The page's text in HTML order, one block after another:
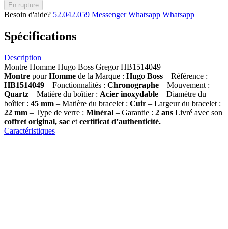
En rupture
Besoin d'aide? 52.042.059 Messenger Whatsapp Whatsapp
Spécifications
Description
Montre Homme Hugo Boss Gregor HB1514049
Montre pourHomme de la Marque : Hugo Boss – Référence :
HB1514049 – Fonctionnalités : Chronographe – Mouvement :
Quartz – Matière du boîtier : Acier inoxydable – Diamètre du
boîtier : 45 mm – Matière du bracelet : Cuir – Largeur du bracelet :
22 mm – Type de verre : Minéral – Garantie : 2 ans Livré avec son
coffret original, sac et certificat d’authenticité.
Caractéristiques